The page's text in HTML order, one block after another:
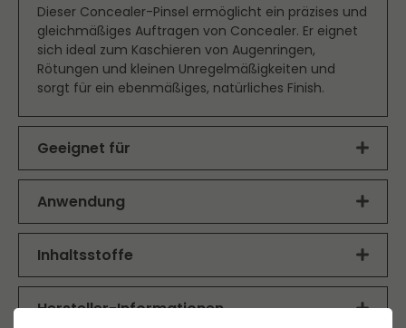
Dieser Concealer-Pinsel ermöglicht ein präzises und
gleichmäßiges Auftragen von Concealer. Er eignet
sich ideal zum Kaschieren von Augenringen,
Rötungen und kleinen Unregelmäßigkeiten und
sorgt für ein ebenmäßiges, natürliches Finish.
Geeignet für
DerCOULEUR CARAMEL Concealer Pinsel Nr. 9ist
ideal zum präzisen Auftragen und Verblenden von
Concealer. Perfekt geeignet zum Abdecken von
Augenringen und kleinen Unreinheiten für ein
ebenmäßiges Hautbild.
Anwendung
Feiner, präziser Pinsel zum gezielten Auftragen von
Concealer. Ideal zum Abdecken von Unreinheiten
natürliches Finish.
Inhaltsstoffe
Nicht zutreffend
Hersteller-Informationen